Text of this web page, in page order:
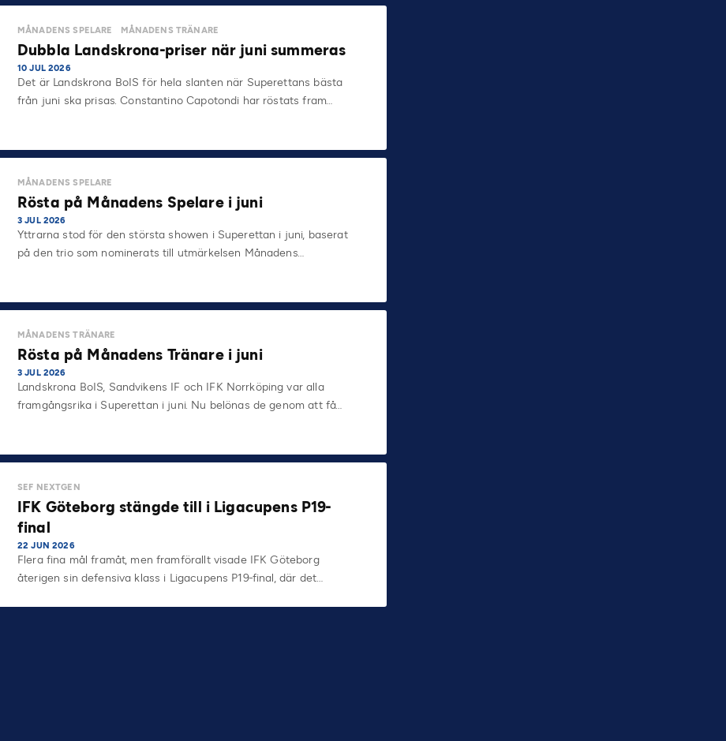
på…
MÅNADENS SPELARE MÅNADENS TRÄNARE
Dubbla Landskrona-priser när juni summeras
10 JUL 2026
Det är Landskrona BoIS för hela slanten när Superettans bästa
från juni ska prisas. Constantino Capotondi har röstats fram…
MÅNADENS SPELARE
Rösta på Månadens Spelare i juni
3 JUL 2026
Yttrarna stod för den största showen i Superettan i juni, baserat
på den trio som nominerats till utmärkelsen Månadens…
MÅNADENS TRÄNARE
Rösta på Månadens Tränare i juni
3 JUL 2026
Landskrona BoIS, Sandvikens IF och IFK Norrköping var alla
framgångsrika i Superettan i juni. Nu belönas de genom att få…
SEF NEXTGEN
IFK Göteborg stängde till i Ligacupens P19-
final
22 JUN 2026
Flera fina mål framåt, men framförallt visade IFK Göteborg
återigen sin defensiva klass i Ligacupens P19-final, där det…